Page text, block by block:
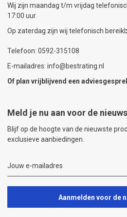
Wij zijn maandag t/m vrijdag
17:00 uur.
Op zaterdag zijn wij telefonisch
Telefoon: 0592-315108
E-mailadres: info@bestrating.nl
Of plan vrijblijvend een
Meld je nu aan voor de
Blijf op de hoogte van de nieuwste
exclusieve aanbiedingen.
Aanmelden voor de